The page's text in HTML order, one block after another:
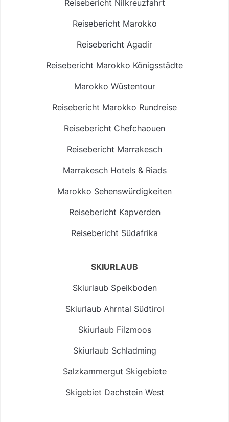
Reisebericht Nilkreuzfahrt
Reisebericht Marokko
Reisebericht Agadir
Reisebericht Marokko Königsstädte
Marokko Wüstentour
Reisebericht Marokko Rundreise
Reisebericht Chefchaouen
Reisebericht Marrakesch
Marrakesch Hotels & Riads
Marokko Sehenswürdigkeiten
Reisebericht Kapverden
Reisebericht Südafrika
SKIURLAUB
Skiurlaub Speikboden
Skiurlaub Ahrntal Südtirol
Skiurlaub Filzmoos
Skiurlaub Schladming
Salzkammergut Skigebiete
Skigebiet Dachstein West